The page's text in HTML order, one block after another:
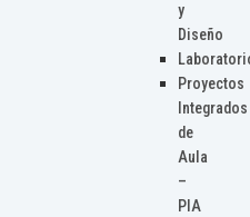
y
Diseño
Proyectos
Integrados
de
Aula
–
PIA